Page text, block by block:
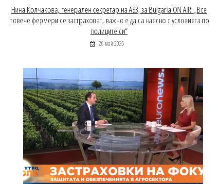
Нина Колчакова, генерален секретар на АБЗ, за Bulgaria ON AIR: „Все
повече фермери се застраховат, важно е да са наясно с условията по
полиците си“
20 май 2026